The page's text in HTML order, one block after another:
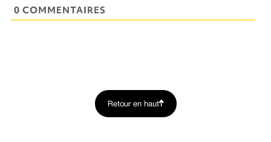
0 COMMENTAIRES
Retour en haut